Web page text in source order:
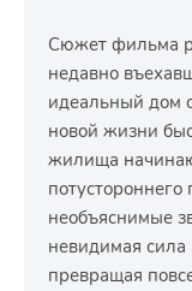
Сюжет фильма
недавно
идеальный дом
новой жизни
жилища
необъяснимые
невидимая
превращая